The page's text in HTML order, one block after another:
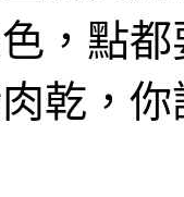
，點
乾，